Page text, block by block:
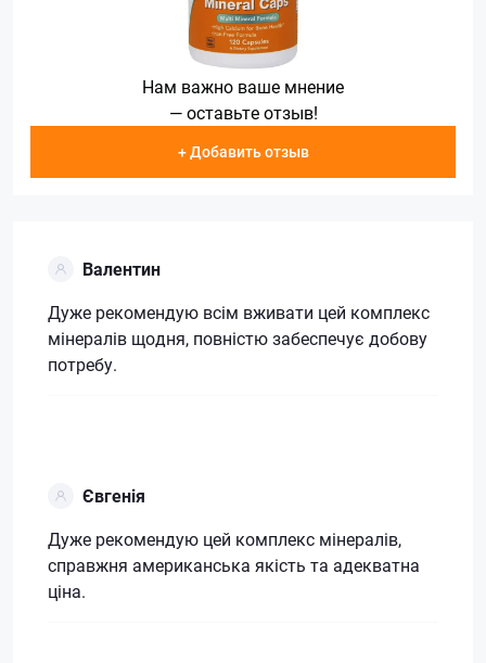
Нам важно ваше мнение
— оставьте отзыв!
+ Добавить отзыв
Валентин
Дуже рекомендую всім вживати цей комплекс
мінералів щодня, повністю забеспечує добову
потребу.
Євгенія
Дуже рекомендую цей комплекс мінералів,
справжня американська якість та адекватна
ціна.